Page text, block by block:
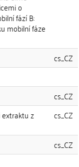
o
fází B:
mobilní fáze
cs_CZ
cs_CZ
z cs_CZ
cs_CZ